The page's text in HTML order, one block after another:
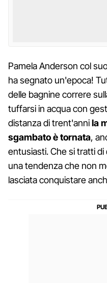
Pamela Anderson col
ha segnato un'epoca!
delle bagnine correre
tuffarsi in acqua con
distanza di trent'annila
sgambato è tornata,
entusiasti. Che si tratti
una tendenza che non
lasciata conquistare